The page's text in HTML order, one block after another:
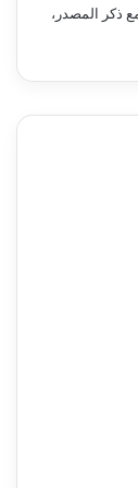
ذكر المصدر،